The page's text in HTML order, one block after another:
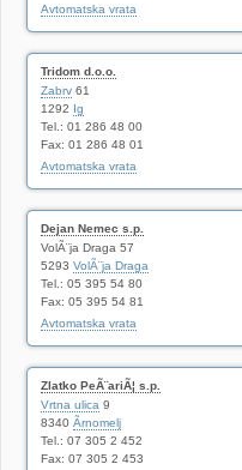
Avtomatska vrata
Tridom d.o.o.
Zabrv 61
1292 Ig
Tel.: 01 286 48 00
Fax: 01 286 48 01
Avtomatska vrata
Dejan Nemec s.p.
VolÃ¨ja Draga 57
5293 VolÃ¨ja Draga
Tel.: 05 395 54 80
Fax: 05 395 54 81
Avtomatska vrata
Zlatko PeÃ¨ariÃ¦ s.p.
Vrtna ulica 9
8340 Ãrnomelj
Tel.: 07 305 2 452
Fax: 07 305 2 453